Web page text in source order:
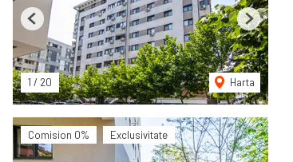
1 / 20 Harta
Previous Next
Comision 0% Exclusivitate